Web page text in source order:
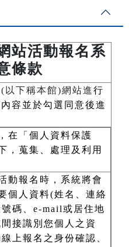
站活動報名系
條款
以下稱本館)網站進行
容並於勾選同意後進
在「個人資料保護
，蒐集、處理及利用
動報名時，系統將會
個人資料(姓名、連絡
碼、e-mail或居住地
接識別您個人之資
上報名之身份確認、